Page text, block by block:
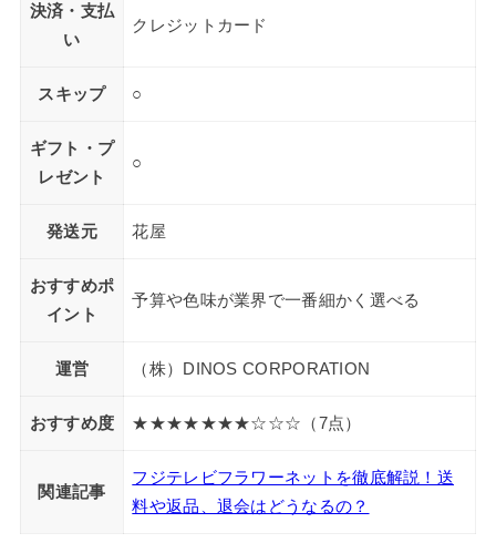
決済・支払
い
クレジットカード
スキップ ○
ギフト・プ
レゼント
○
発送元 花屋
おすすめポ
イント
予算や色味が業界で一番細かく選べる
運営 （株）DINOS CORPORATION
おすすめ度 ★★★★★★★☆☆☆（7点）
関連記事
フジテレビフラワーネットを徹底解説！送
料や返品、退会はどうなるの？